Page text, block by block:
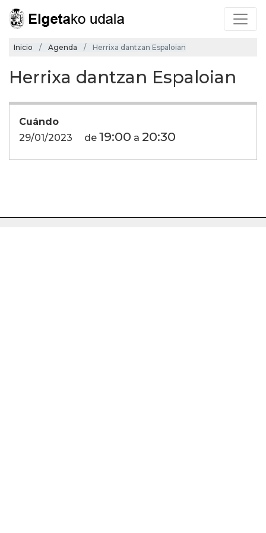
Inicio Agenda Herrixa dantzan Espaloian
Herrixa dantzan Espaloian
Cuándo
29/01/2023
de 19:00 a 20:30